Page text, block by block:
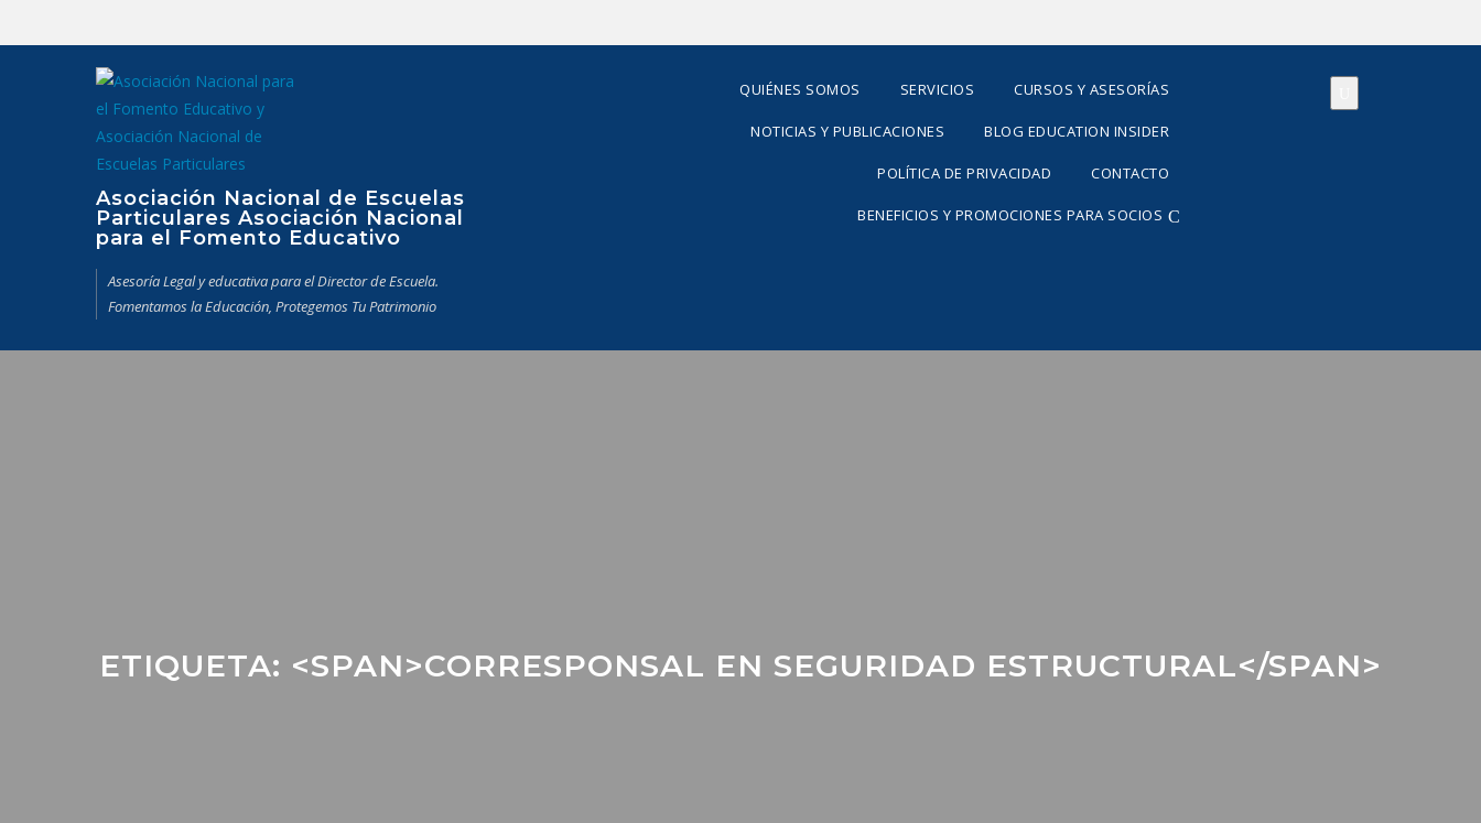
al
Asociación Nacional de Escuelas
Particulares Asociación Nacional
para el Fomento Educativo
Asesoría Legal y educativa para el Director de Escuela.
Fomentamos la Educación, Protegemos Tu Patrimonio
QUIÉNES SOMOS SERVICIOS CURSOS Y ASESORÍAS
NOTICIAS Y PUBLICACIONES BLOG EDUCATION INSIDER
POLÍTICA DE PRIVACIDAD CONTACTO
BENEFICIOS Y PROMOCIONES PARA SOCIOS
ETIQUETA: <SPAN>CORRESPONSAL EN SEGURIDAD ESTRUCTURAL</SPAN>